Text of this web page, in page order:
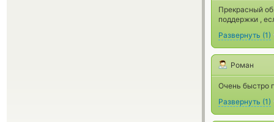
Прекрасный
поддержки ,
Развернуть (1)
Роман
Очень быстро
Развернуть (1)